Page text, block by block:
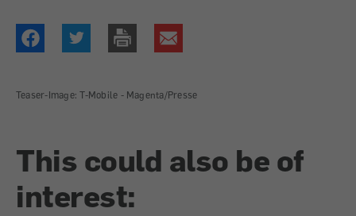
Teaser-Image: T-Mobile - Magenta/Presse
This could also be of
interest: